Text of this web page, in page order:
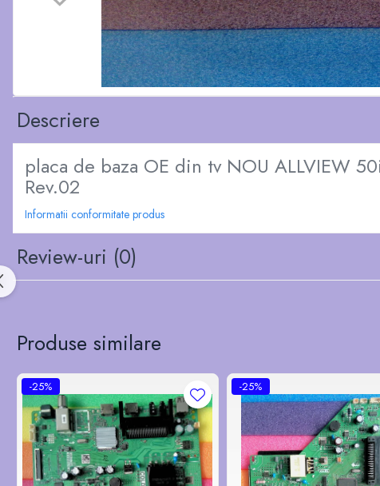
Descriere
placa de baza OE din tv NOU ALLVIEW
Rev.02
Informatii conformitate produs
Review-uri (0)
Produse similare
-25% -25%